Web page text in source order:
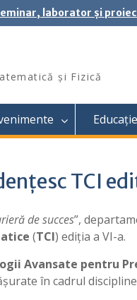
laborator și
și Fizică
Educație
TCI
de succes”,
(TCI) ediția a VI-a.
Avansate pentru
în cadrul